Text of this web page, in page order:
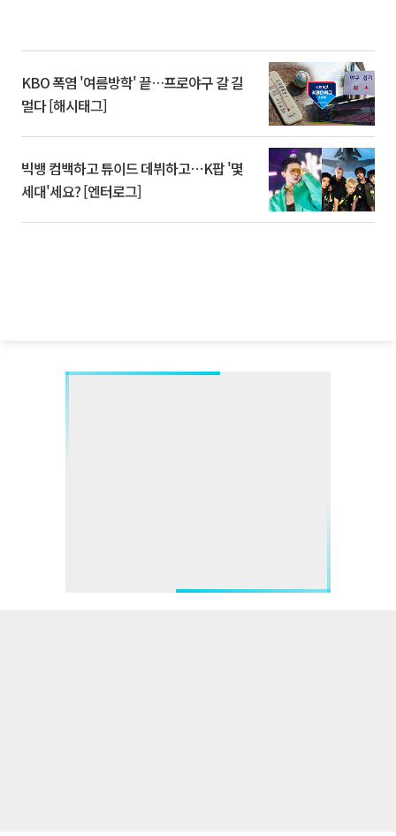
KBO 폭염 '여름방학' 끝…프로야구 갈 길
멀다 [해시태그]
빅뱅 컴백하고 튜이드 데뷔하고⋯K팝 '몇
세대'세요? [엔터로그]